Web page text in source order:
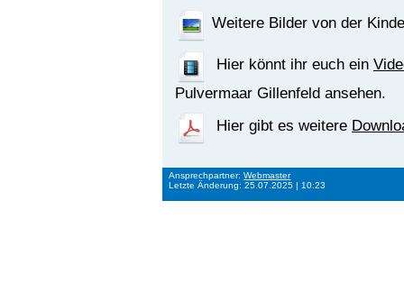
Weitere Bilder von der
Hier könnt ihr euch ein
Pulvermaar Gillenfeld ansehen.
Hier gibt es weitere
Ansprechpartner:Webmaster
Letzte Änderung: 25.07.2025 | 10:23